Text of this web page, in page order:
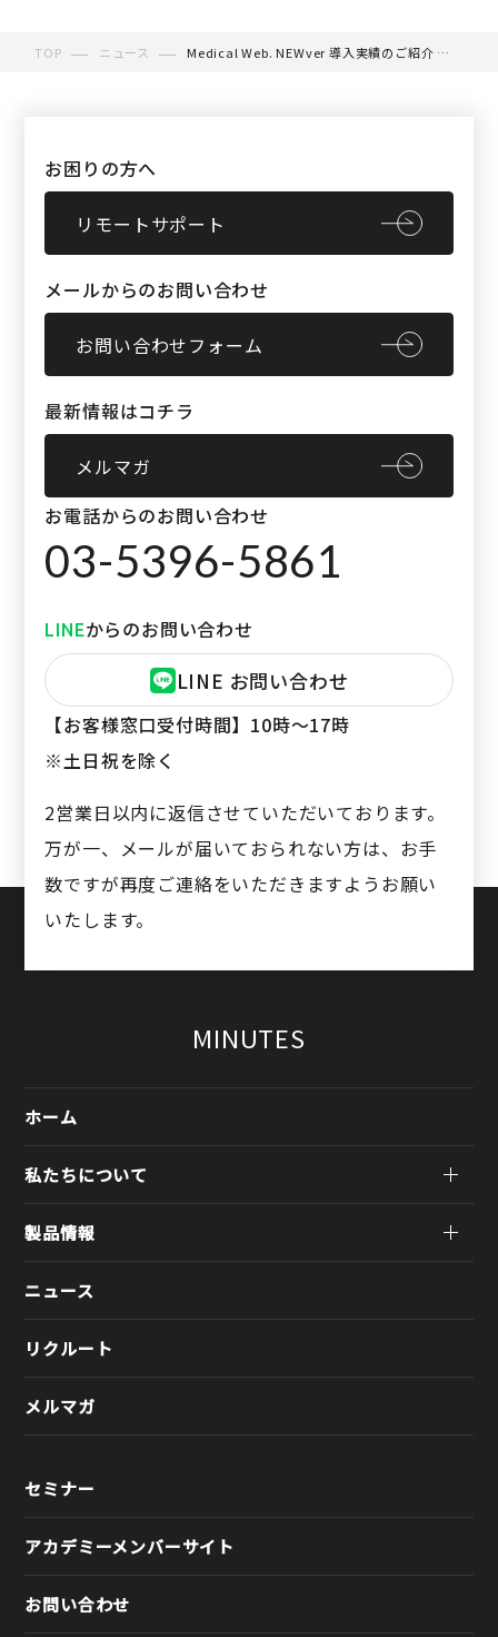
TOP ニュース
Medical Web. NEWver 導入実績のご紹介 ＜
お困りの方へ
リモートサポート
メールからのお問い合わせ
お問い合わせフォーム
最新情報はコチラ
メルマガ
お電話からのお問い合わせ
03-5396-5861
LINEからのお問い合わせ
LINE お問い合わせ
【お客様窓口受付時間】 10時〜17時
※土日祝を除く
2営業日以内に返信させていただいております。
万が一、メールが届いておられない方は、お手
数ですが再度ご連絡をいただきますようお願い
いたします。
MINUTES
ホーム
私たちについて
製品情報
ニュース
リクルート
メルマガ
セミナー
アカデミーメンバーサイト
お問い合わせ